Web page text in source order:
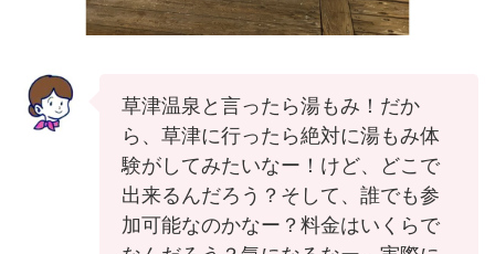
草津温泉と言ったら湯もみ！だか
ら、草津に行ったら絶対に湯もみ体
験がしてみたいなー！けど、どこで
出来るんだろう？そして、誰でも参
加可能なのかなー？料金はいくらで